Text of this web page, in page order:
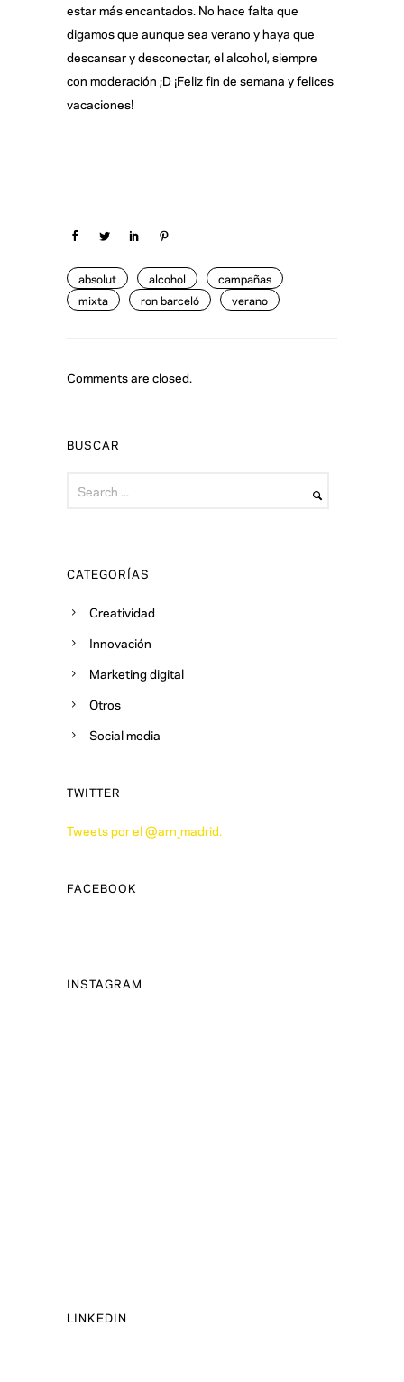
estar más encantados. No hace falta que
digamos que aunque sea verano y haya que
descansar y desconectar, el alcohol, siempre
con moderación ;D ¡Feliz fin de semana y felices
vacaciones!
absolut alcohol
campañas
mixta
ron barceló verano
Comments are closed.
BUSCAR
CATEGORÍAS
Creatividad
Innovación
Marketing digital
Otros
Social media
TWITTER
Tweets por el @arn_madrid.
FACEBOOK
INSTAGRAM
LINKEDIN